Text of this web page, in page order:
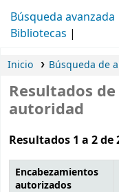
Búsqueda avanzada
Bibliotecas
Inicio Búsqueda de
Resultados
autoridad
Resultados 1 a 2 de
Encabezamientos
autorizados